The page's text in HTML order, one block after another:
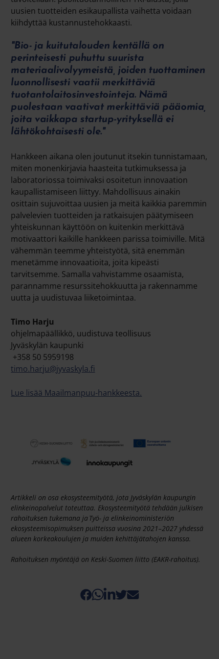
uusien tuotteiden esikaupallista vaihetta voidaan
kiihdyttää kustannustehokkaasti.
"Bio- ja kuitutalouden kentällä on
perinteisesti puhuttu suurista
materiaalivolyymeistä, joiden tuottaminen
luonnollisesti vaatii merkittäviä
tuotantolaitosinvestointeja. Nämä
puolestaan vaativat merkittäviä pääomia,
joita vaikkapa startup-yrityksellä ei
lähtökohtaisesti ole."
Hankkeen aikana olen joutunut itsekin tunnistamaan,
miten monenkirjavia haasteita tutkimuksessa ja
laboratoriossa toimivaksi osoitetun innovaation
kaupallistamiseen liittyy. Mahdollisuus ainakin
osittain sujuvoittaa uusien ja meitä kaikkia paremmin
palvelevien tuotteiden ja ratkaisujen päätymiseen
yhteiskunnan käyttöön on kuitenkin merkittävä
motivaattori kaikille hankkeen parissa toimiville. Mitä
vähemmän teemme yhteistyötä, sitä enemmän
menetämme innovaatioita, joita kipeästi
tarvitsemme. Samalla vahvistamme osaamista,
parannamme resurssitehokkuutta ja rakennamme
uutta ja uudistuvaa liiketoimintaa.
Timo Harju
ohjelmapäällikkö, uudistuva teollisuus
Jyväskylän kaupunki
+358 50 5959198
timo.harju@jyvaskyla.fi
Lue lisää Maailmanpuu-hankkeesta.
Artikkeli on osa ekosysteemityötä, jota Jyväskylän kaupungin
elinkeinopalvelut toteuttaa. Ekosysteemityötä tehdään julkisen
rahoituksen tukemana ja Työ- ja elinkeinoministeriön
ekosysteemisopimuksen puitteissa vuosina 2021–2027 yhdessä
alueen korkeakoulujen ja muiden kehittäjätahojen kanssa.
Rahoituksen myöntäjä on Keski-Suomen liitto (EAKR-rahoitus).